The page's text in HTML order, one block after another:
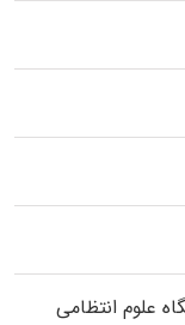
ﻋﻠﻮم انتظامی